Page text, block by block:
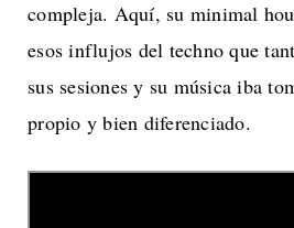
compleja. Aquí, su minimal
esos influjos del techno que
sus sesiones y su música iba
propio y bien diferenciado.